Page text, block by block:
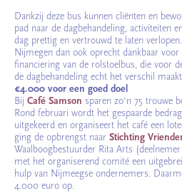
Dankzij deze bus kunnen cliënten en
pad naar de dagbehandeling, activiteiten
dag prettig en vertrouwd te laten
Nijmegen dan ook oprecht dankbaar voor
financiering van de rolstoelbus, die voor
de dagbehandeling echt het verschil
€4.000 voor een goed doel
Bij Café Samson sparen zo’n 75 trouwe
Rond februari wordt het gespaarde
uitgekeerd en organiseert het café een
ging de opbrengst naar Stichting
Waalboogbestuurder Rita Arts
met het organiserend comité een
hulp van Nijmeegse ondernemers.
4.000 euro op.